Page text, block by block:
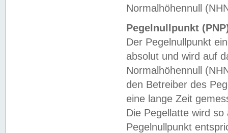
Normalhöhennull
Pegelnullpunkt
Der Pegelnullpunkt
absolut und wird auf
Normalhöhennull
den Betreiber des
eine lange Zeit
Die Pegellatte wird
Pegelnullpunkt